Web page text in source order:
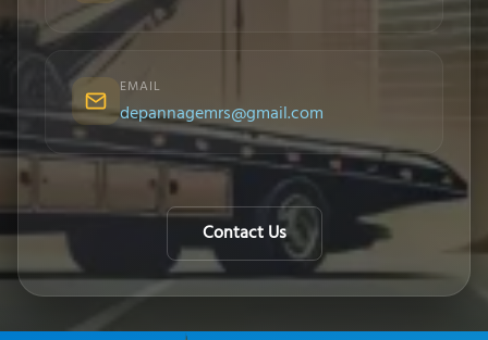
EMAIL
depannagemrs@gmail.com
Contact Us